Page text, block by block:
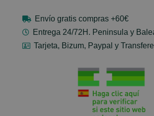
Envío gratis compras +60€
Entrega 24/72H. Peninsula y
Tarjeta, Bizum, Paypal y